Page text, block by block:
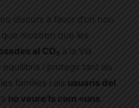
discurs a favor d’un nou
que mostren que les
al CO₂ a la Via
i protegir tant als
famílies i als usuaris del
no veure’ls com «uns